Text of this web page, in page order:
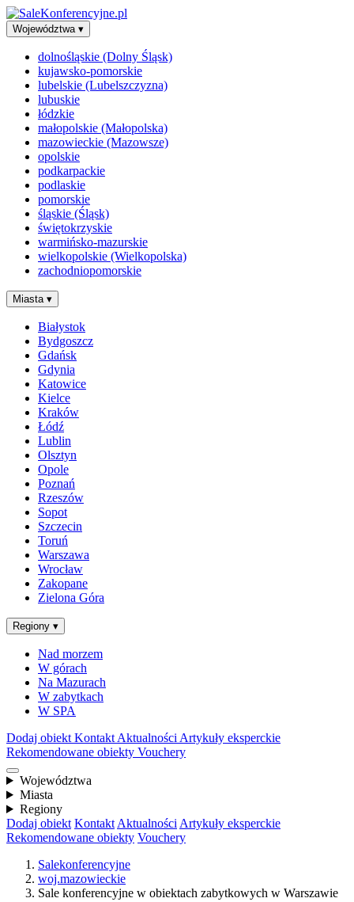
Województwa ▾
dolnośląskie (Dolny Śląsk)
kujawsko-pomorskie
lubelskie (Lubelszczyzna)
lubuskie
łódzkie
małopolskie (Małopolska)
mazowieckie (Mazowsze)
opolskie
podkarpackie
podlaskie
pomorskie
śląskie (Śląsk)
świętokrzyskie
warmińsko-mazurskie
wielkopolskie (Wielkopolska)
zachodniopomorskie
Miasta ▾
Białystok
Bydgoszcz
Gdańsk
Gdynia
Katowice
Kielce
Kraków
Łódź
Lublin
Olsztyn
Opole
Poznań
Rzeszów
Sopot
Szczecin
Toruń
Warszawa
Wrocław
Zakopane
Zielona Góra
Regiony ▾
Nad morzem
W górach
Na Mazurach
W zabytkach
W SPA
Dodaj obiekt Kontakt Aktualności Artykuły eksperckie
Rekomendowane obiekty Vouchery
Województwa
Miasta
Regiony
Dodaj obiekt Kontakt Aktualności Artykuły eksperckie
Rekomendowane obiekty Vouchery
Salekonferencyjne
woj.mazowieckie
Sale konferencyjne w obiektach zabytkowych w Warszawie